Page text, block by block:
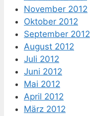
November 2012
Oktober 2012
September 2012
August 2012
Juli 2012
Juni 2012
Mai 2012
April 2012
März 2012